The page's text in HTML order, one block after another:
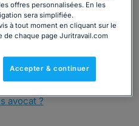
33
(8h à 21h du lundi au
avocat ?
offres personnalisées. En les
sera simplifiée.
à tout moment en cliquant sur le
de chaque page Juritravail.com
Accepter & continuer